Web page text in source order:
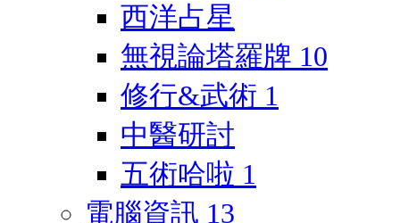
西洋占星
無視論塔羅牌 10
修行&武術 1
中醫研討
五術哈啦 1
電腦資訊 13